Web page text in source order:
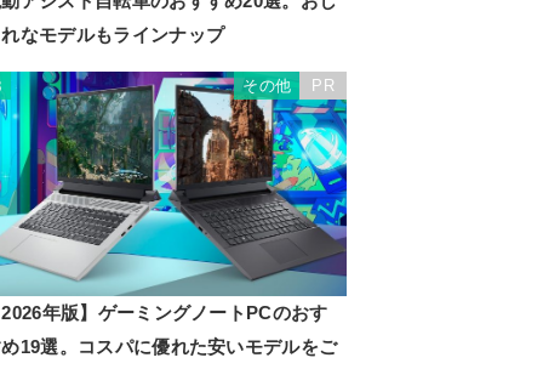
なモデルもラインナップ
その他 PR
年版】ゲーミングノートPCのおす
19選。コスパに優れた安いモデルをご